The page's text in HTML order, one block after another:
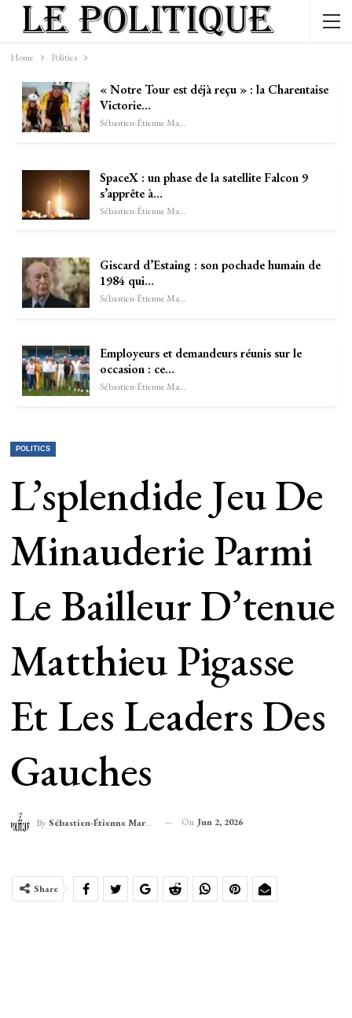
Home Politics
« Notre Tour est déjà reçu » : la Charentaise
Victorie…
Sébastien-Étienne Marechal
SpaceX : un phase de la satellite Falcon 9
s’apprête à…
Sébastien-Étienne Marechal
Giscard d’Estaing : son pochade humain de
1984 qui…
Sébastien-Étienne Marechal
Employeurs et demandeurs réunis sur le
occasion : ce…
Sébastien-Étienne Marechal
POLITICS
L’splendide Jeu De
Minauderie Parmi
Le Bailleur D’tenue
Matthieu Pigasse
Et Les Leaders Des
Gauches
By Sébastien-Étienne Marechal On Jun 2, 2026
Share